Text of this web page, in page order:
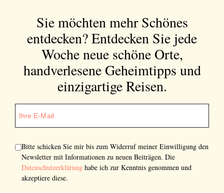
Sie möchten mehr Schönes
entdecken?Entdecken Sie jede
Woche neue schöne Orte,
handverlesene Geheimtipps und
einzigartige Reisen.
Bitte schicken Sie mir bis zum Widerruf meiner Einwilligung den
Newsletter mit Informationen zu neuen Beiträgen. Die
Datenschutzerklärung habe ich zur Kenntnis genommen und
akzeptiere diese.